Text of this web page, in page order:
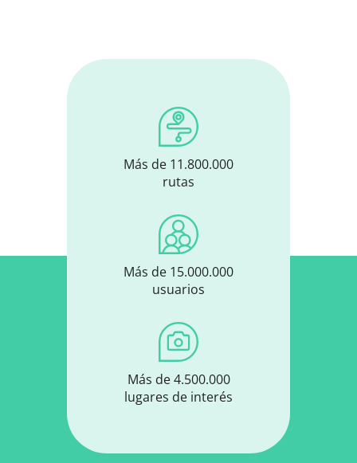
Más de 11.800.000
rutas
Más de 15.000.000
usuarios
Más de 4.500.000
lugares de interés